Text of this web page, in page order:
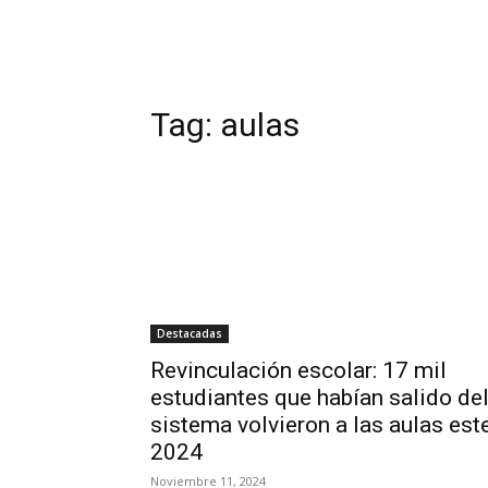
Tag: aulas
Destacadas
Revinculación escolar: 17 mil
estudiantes que habían salido del
sistema volvieron a las aulas
2024
Noviembre 11, 2024